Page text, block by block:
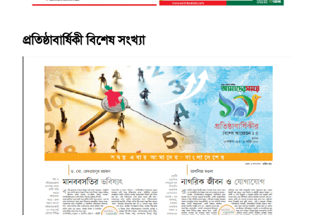
প্রতিষ্ঠাবার্ষিকী বিশেষ সংখ্যা